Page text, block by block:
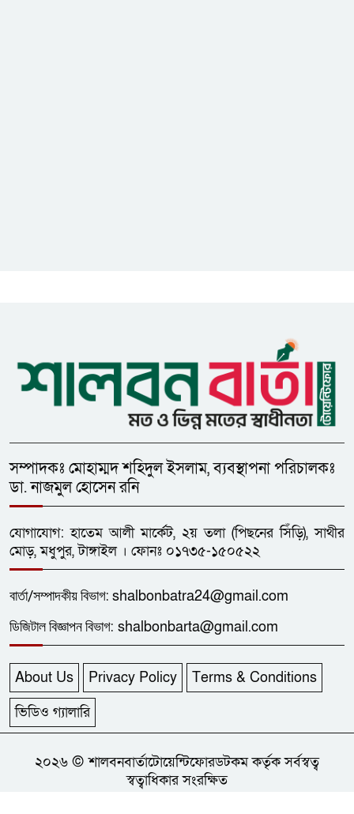
খসড়া চূড়ান্তে আরও এক দফা
সম্পাদকঃ মোহাম্মদ শহিদুল ইসলাম, ব্যবস্থাপনা পরিচালকঃ
ডা. নাজমুল হোসেন রনি
যোগাযোগ: হাতেম আলী মার্কেট, ২য় তলা (পিছনের সিঁড়ি), সাথীর
মোড়, মধুপুর, টাঙ্গাইল । ফোনঃ ০১৭৩৫-১৫০৫২২
বার্তা/সম্পাদকীয়বিভাগ: shalbonbatra24@gmail.com
ডিজিটাল বিজ্ঞাপন বিভাগ: shalbonbarta@gmail.com
About Us Privacy Policy
Terms & Conditions
ভিডিও গ্যালারি
২০২৬ © শালবনবার্তাটোয়েন্টিফোরডটকম কর্তৃক সর্বস্বত্ব
স্বত্বাধিকার সংরক্ষিত